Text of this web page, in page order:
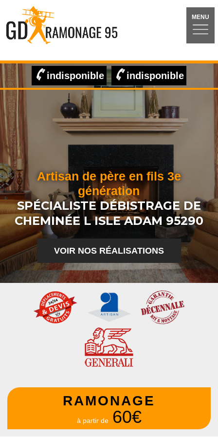
MENU
indisponible indisponible
Artisan de père en fils 3e
génération
SPÉCIALISTE DÉBISTRAGE DE
CHEMINÉE L ISLE ADAM 95290
VOIR NOS RÉALISATIONS
RAMONAGE
à partir de 60€